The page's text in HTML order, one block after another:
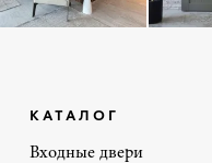
КАТАЛОГ
Входные двери